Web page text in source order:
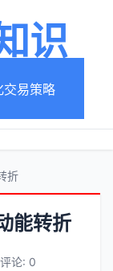
识
交易策略
折
能转折
评论: 0